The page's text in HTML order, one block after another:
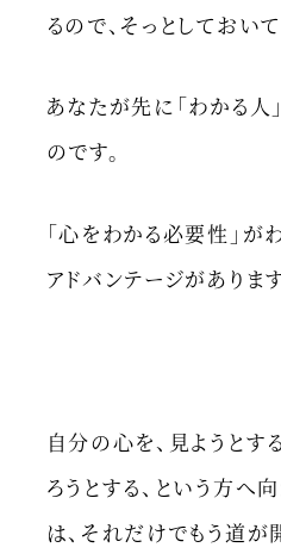
るので、そっとしておい
あなたが先に「わかる人
のです。
「心をわかる必要性」が
アドバンテージがあります
自分の心を、見ようとす
ろうとする、という方へ
は、それだけでもう道